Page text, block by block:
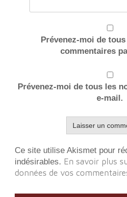
Prévenez-moi de
commentaires
Prévenez-moi de tous les
e-mail.
Ce site utilise Akismet pour
indésirables. En savoir plus
données de vos